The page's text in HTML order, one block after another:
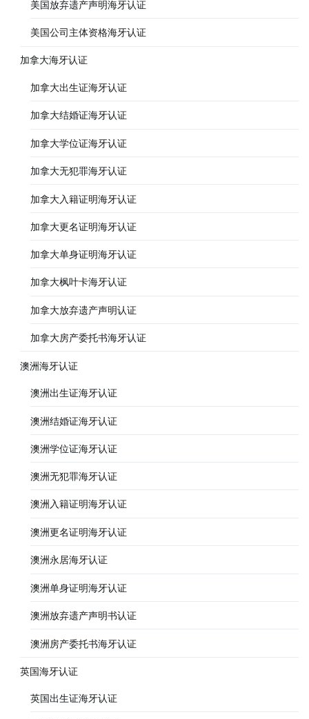
美国放弃遗产声明海牙认证
美国公司主体资格海牙认证
加拿大海牙认证
加拿大出生证海牙认证
加拿大结婚证海牙认证
加拿大学位证海牙认证
加拿大无犯罪海牙认证
加拿大入籍证明海牙认证
加拿大更名证明海牙认证
加拿大单身证明海牙认证
加拿大枫叶卡海牙认证
加拿大放弃遗产声明认证
加拿大房产委托书海牙认证
澳洲海牙认证
澳洲出生证海牙认证
澳洲结婚证海牙认证
澳洲学位证海牙认证
澳洲无犯罪海牙认证
澳洲入籍证明海牙认证
澳洲更名证明海牙认证
澳洲永居海牙认证
澳洲单身证明海牙认证
澳洲放弃遗产声明书认证
澳洲房产委托书海牙认证
英国海牙认证
英国出生证海牙认证